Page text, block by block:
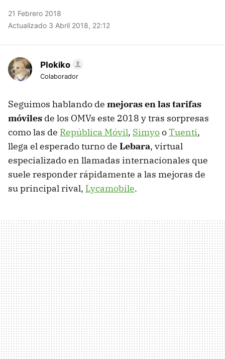
21 Febrero 2018
Actualizado 3 Abril 2018, 22:12
Plokiko
Colaborador
Seguimos hablando de mejoras en las tarifas
móviles de los OMVs este 2018 y tras sorpresas
como las de República Móvil, SimyooTuenti,
llega el esperado turno de Lebara, virtual
especializado en llamadas internacionales que
suele responder rápidamente a las mejoras de
su principal rival, Lycamobile.